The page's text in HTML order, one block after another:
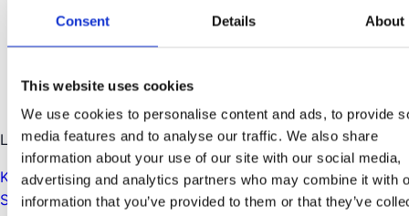
Consent Details About
This website uses cookies
We use cookies to personalise content and ads, to provide
media features and to analyse our traffic. We also share
information about your use of our site with our social media,
advertising and analytics partners who may combine it with
information that you’ve provided to them or that they’ve
Rakennettu Ruotsin ilmastoon
Loppuunmyyty
1 339,99 €
Lue lisää
Kovakuori vai pehmeäkuori – minkä valitset?
Sopiiko kattoteltta autooni?